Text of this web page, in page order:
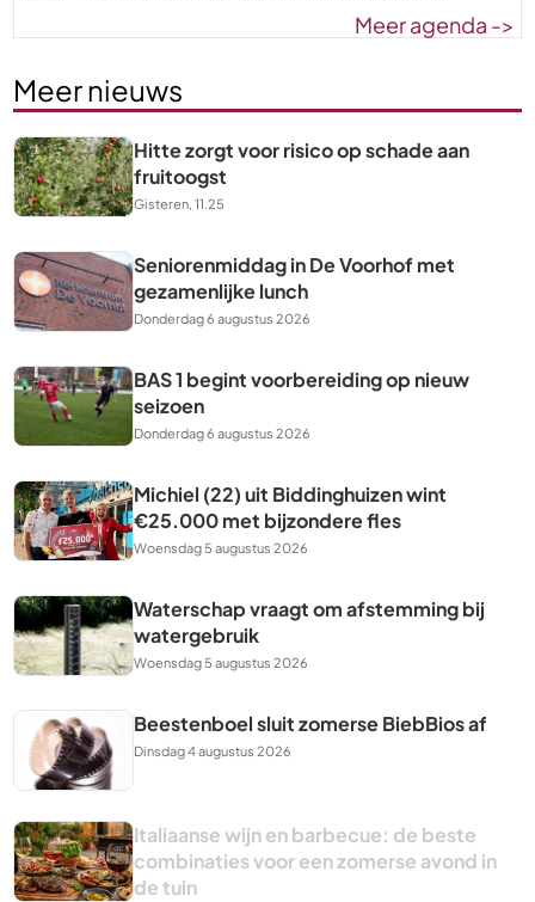
Meer agenda ->
Meer nieuws
Hitte zorgt voor risico op schade aan
fruitoogst
Gisteren, 11.25
Seniorenmiddag in De Voorhof met
gezamenlijke lunch
Donderdag 6 augustus 2026
BAS 1 begint voorbereiding op nieuw
seizoen
Donderdag 6 augustus 2026
Michiel (22) uit Biddinghuizen wint
€25.000 met bijzondere fles
Woensdag 5 augustus 2026
Waterschap vraagt om afstemming bij
watergebruik
Woensdag 5 augustus 2026
Beestenboel sluit zomerse BiebBios af
Dinsdag 4 augustus 2026
Italiaanse wijn en barbecue: de beste
combinaties voor een zomerse avond in
de tuin